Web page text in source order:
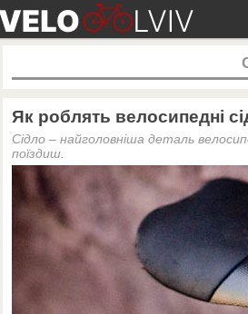
Як роблять велосипедні
Сідло – найголовніша деталь
поїздиш.